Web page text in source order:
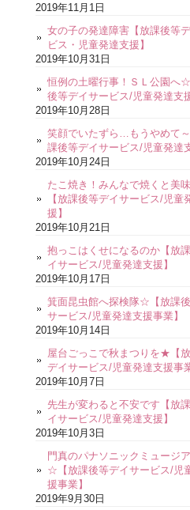
2019年11月1日
女の子の発達障害【放課後等
ビス・児童発達支援】
2019年10月31日
恒例の土曜行事！ＳＬ公園へ
後等デイサービス/児童発達支
2019年10月28日
笑顔でいたずら…もうやめて
課後等デイサービス/児童発達
2019年10月24日
たこ焼き！みんなで焼くと美
【放課後等デイサービス/児童
援】
2019年10月21日
抱っこはくせになるのか【放
イサービス/児童発達支援】
2019年10月17日
箕面昆虫館へ探検隊☆【放課
サービス/児童発達支援事業】
2019年10月14日
屋台ごっこで秋まつりを★【
デイサービス/児童発達支援事
2019年10月7日
先生が変わると不安です【放
イサービス/児童発達支援】
2019年10月3日
門真のパナソニックミュージ
☆【放課後等デイサービス/児
援事業】
2019年9月30日